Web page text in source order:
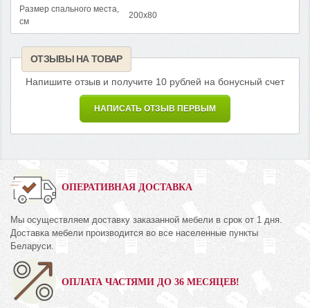
Размер спального места,
см
200x80
ОТЗЫВЫ НА ТОВАР
Напишите отзыв и получите 10 рублей на бонусный счет
НАПИСАТЬ ОТЗЫВ ПЕРВЫМ
ОПЕРАТИВНАЯ ДОСТАВКА
Мы осуществляем доставку заказанной мебели в срок от 1 дня.
Доставка мебели производится во все населенные пункты
Беларуси.
ОПЛАТА ЧАСТЯМИ ДО 36 МЕСЯЦЕВ!